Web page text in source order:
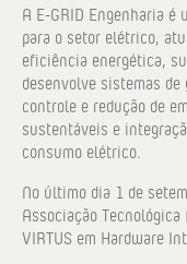
A E-GRID Engenharia é
para o setor elétrico,
eficiência energética,
desenvolve sistemas
controle e redução de
sustentáveis e
consumo elétrico.
No último dia 1 de
Associação
VIRTUS em Hardware